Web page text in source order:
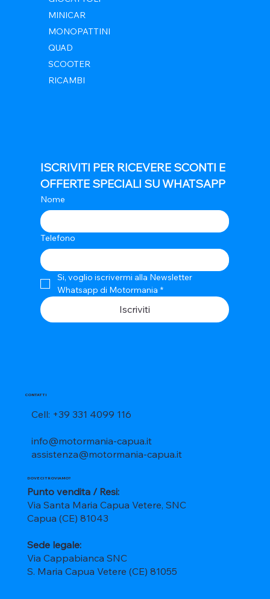
MINICAR
MONOPATTINI
QUAD
SCOOTER
RICAMBI
CONTATTI
Cell: +39 331 4099 116
info@motormania-capua.it
assistenza@motormania-capua.it
DOVE CI TROVIAMO?
Punto vendita / Resi:
Via Santa Maria Capua Vetere, SNC
Capua (CE) 81043
Sede legale:
Via Cappabianca SNC
S. Maria Capua Vetere (CE) 81055
ISCRIVITI PER RICEVERE SCONTI E
OFFERTE SPECIALI SU WHATSAPP
Nome
Telefono
Si, voglio iscrivermi alla Newsletter
Whatsapp di Motormania *
Iscriviti